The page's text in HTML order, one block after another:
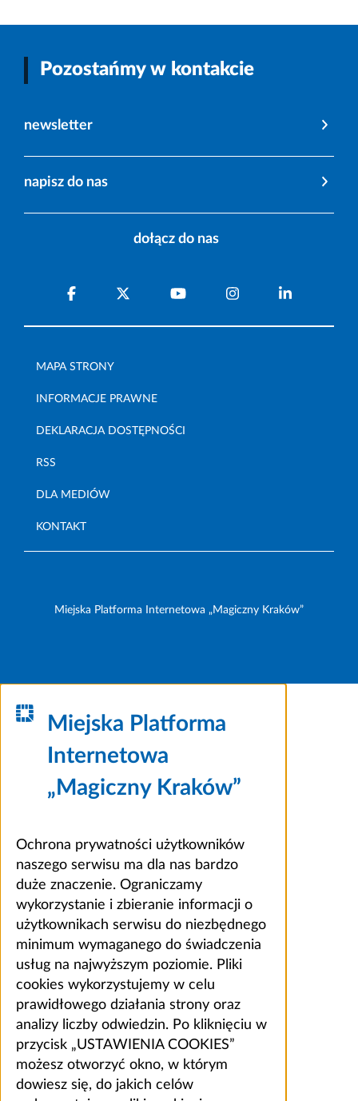
Pozostańmy w kontakcie
newsletter
napisz do nas
dołącz do nas
MAPA STRONY
INFORMACJE PRAWNE
DEKLARACJA DOSTĘPNOŚCI
RSS
DLA MEDIÓW
KONTAKT
Miejska Platforma Internetowa „Magiczny Kraków”
Miejska Platforma
Internetowa
„Magiczny Kraków”
Ochrona prywatności użytkowników
naszego serwisu ma dla nas bardzo
duże znaczenie. Ograniczamy
wykorzystanie i zbieranie informacji o
użytkownikach serwisu do niezbędnego
minimum wymaganego do świadczenia
usług na najwyższym poziomie. Pliki
cookies wykorzystujemy w celu
prawidłowego działania strony oraz
analizy liczby odwiedzin. Po kliknięciu w
przycisk „USTAWIENIA COOKIES”
możesz otworzyć okno, w którym
dowiesz się, do jakich celów